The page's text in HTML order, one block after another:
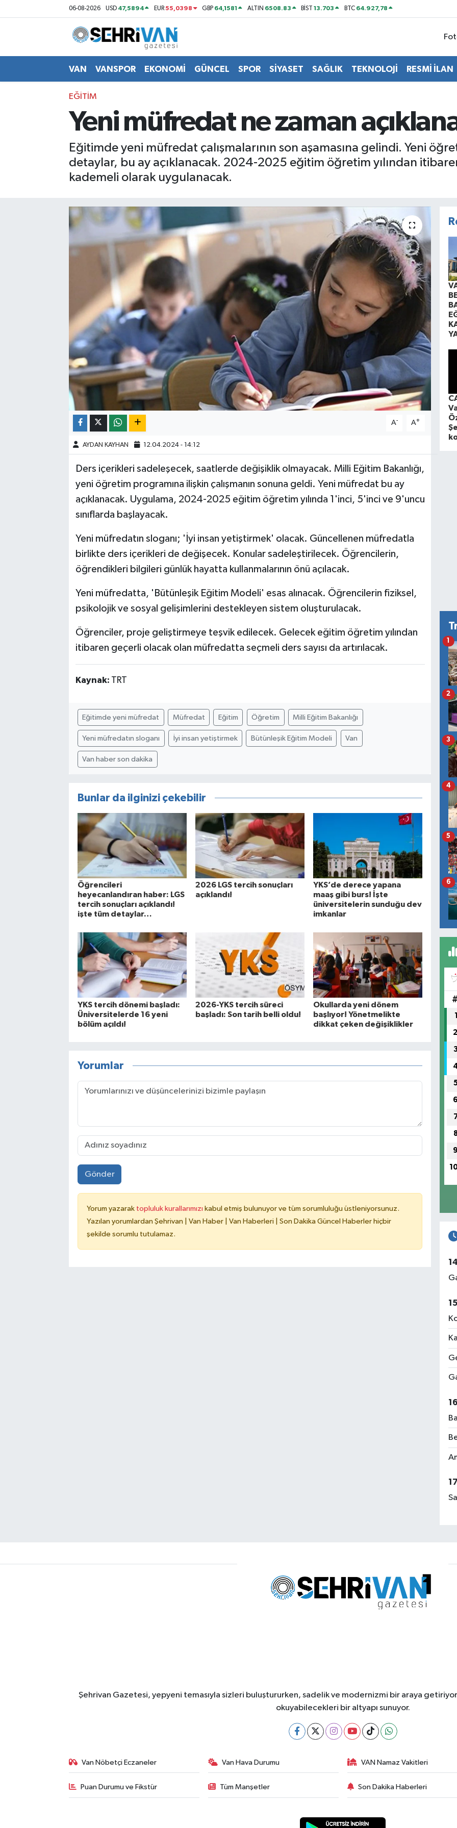
06-08-2026 USD 47,5894 EUR55,0398 GBP 64,1581 ALTIN 6508.83 BİST13.703 BTC 64.927,78
VAN VANSPOR EKONOMİ GÜNCEL SPOR SİYASET SAĞLIK TEKNOLOJİ RESMİ İLAN
EĞİTİM
Yeni müfredat ne zaman
Eğitimde yeni müfredat çalışmalarının son aşamasına gelindi. Yeni
detaylar, bu ay açıklanacak. 2024-2025 eğitim öğretim yılından
kademeli olarak uygulanacak.
A- A+
AYDAN KAYHAN 12.04.2024 - 14:12
Ders içerikleri sadeleşecek, saatlerde değişiklik olmayacak. Milli Eğitim Bakanlığı,
yeni öğretim programına ilişkin çalışmanın sonuna geldi. Yeni müfredat bu ay
açıklanacak. Uygulama, 2024-2025 eğitim öğretim yılında 1'inci, 5'inci ve 9'uncu
sınıflarda başlayacak.
Yeni müfredatın sloganı; 'İyi insan yetiştirmek' olacak. Güncellenen müfredatla
birlikte ders içerikleri de değişecek. Konular sadeleştirilecek. Öğrencilerin,
öğrendikleri bilgileri günlük hayatta kullanmalarının önü açılacak.
Yeni müfredatta, 'Bütünleşik Eğitim Modeli' esas alınacak. Öğrencilerin fiziksel,
psikolojik ve sosyal gelişimlerini destekleyen sistem oluşturulacak.
Öğrenciler, proje geliştirmeye teşvik edilecek. Gelecek eğitim öğretim yılından
itibaren geçerli olacak olan müfredatta seçmeli ders sayısı da artırılacak.
Kaynak: TRT
Eğitimde yeni müfredat Müfredat Eğitim Öğretim Milli Eğitim Bakanlığı
Yeni müfredatın sloganı İyi insan yetiştirmek Bütünleşik Eğitim Modeli Van
Van haber son dakika
Bunlar da ilginizi çekebilir
Öğrencileri
heyecanlandıran haber: LGS
tercih sonuçları açıklandı!
işte tüm detaylar…
2026 LGS tercih sonuçları
açıklandı!
YKS’de derece yapana
maaş gibi burs! İşte
üniversitelerin sunduğu dev
imkanlar
YKS tercih dönemi başladı:
Üniversitelerde 16 yeni
bölüm açıldı!
2026-YKS tercih süreci
başladı: Son tarih belli oldu!
Okullarda yeni dönem
başlıyor! Yönetmelikte
dikkat çeken değişiklikler
Yorumlar
Gönder
Yorum yazarak topluluk kurallarımızı kabul etmiş bulunuyor ve tüm sorumluluğu üstleniyorsunuz.
Yazılan yorumlardan Şehrivan | Van Haber | Van Haberleri | Son Dakika Güncel Haberler hiçbir
şekilde sorumlu tutulamaz.
1
2
3
4
5
6
#
1
2
6
9
Şehrivan Gazetesi, yepyeni temasıyla sizleri buluştururken, sadelik ve modernizmi bir araya
okuyabilecekleri bir altyapı sunuyor.
Van Nöbetçi Eczaneler Van Hava Durumu VAN Namaz Vakitleri
Puan Durumu ve Fikstür Tüm Manşetler Son Dakika Haberleri
Van Nöbetçi Eczaneler
Van Hava Durumu
VAN Namaz Vakitleri
Van Trafik Yoğunluk Haritası
Süper Lig Puan Durumu ve Fikstür
Tüm Manşetler
Haber Arşivi